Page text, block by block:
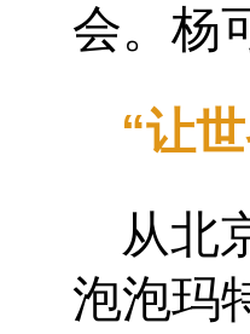
会。杨
“让
从北
泡泡玛